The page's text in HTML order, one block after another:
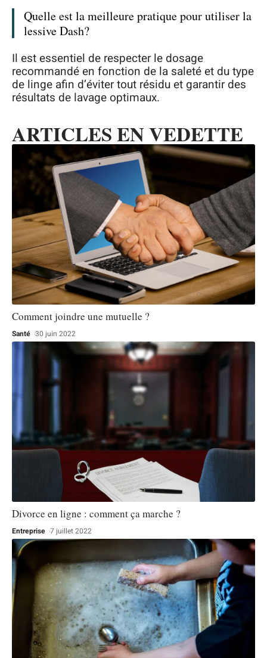
Quelle est la meilleure pratique pour utiliser la
lessive Dash?
Il est essentiel de respecter le dosage
recommandé en fonction de la saleté et du type
de linge afin d’éviter tout résidu et garantir des
résultats de lavage optimaux.
ARTICLES EN VEDETTE
Comment joindre une mutuelle ?
Santé 30 juin 2022
Divorce en ligne : comment ça marche ?
Entreprise 7 juillet 2022